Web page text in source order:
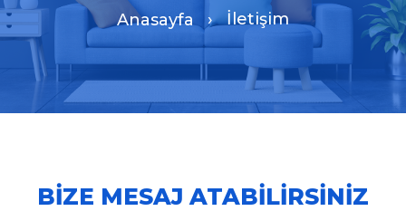
Anasayfa İletişim
BIZE MESAJ ATABILIRSINIZ